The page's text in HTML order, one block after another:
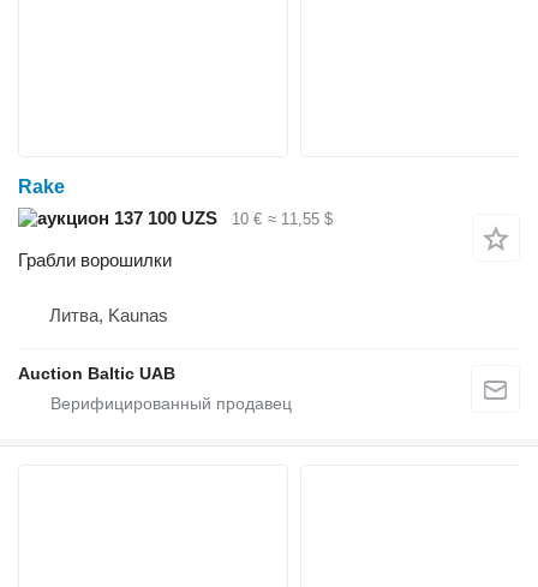
Rake
137 100 UZS
10 € ≈ 11,55 $
Грабли ворошилки
Литва, Kaunas
Auction Baltic UAB